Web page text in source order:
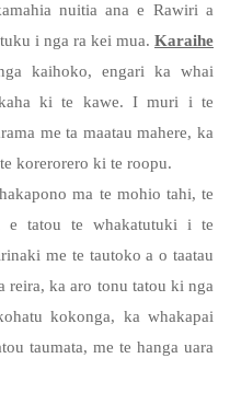
nuitia ana e Rawiri a
i nga ra kei mua. Karaihe
kaihoko, engari ka whai
ki te kawe. I muri i te
me ta maatau mahere, ka
korerorero ki te roopu.
ma te mohio tahi, te
e tatou te whakatutuki i te
me te tautoko a o taatau
reira, ka aro tonu tatou ki nga
kokonga, ka whakapai
taumata, me te hanga uara